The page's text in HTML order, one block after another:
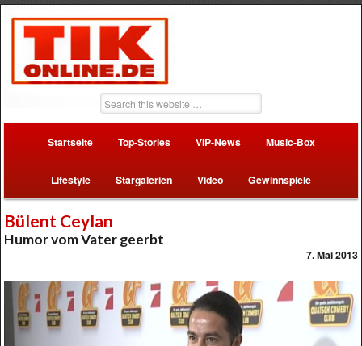
Startseite Top-Stories VIP-News Music-Box
Lifestyle Stargalerien Video Gewinnspiele
Bülent Ceylan
Humor vom Vater geerbt
7. Mai 2013